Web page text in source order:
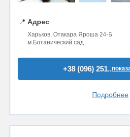
📍 Адрес
Харьков, Отакара Яроша 24-Б
м.Ботанический сад
+38 (096) 251..
Подробнее